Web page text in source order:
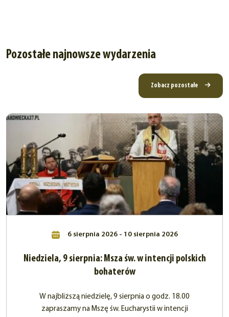
Pozostałe najnowsze wydarzenia
Zobacz pozostałe
6 sierpnia 2026 - 10 sierpnia 2026
Niedziela, 9 sierpnia: Msza św. w intencji polskich
bohaterów
W najbliższą niedzielę, 9 sierpnia o godz. 18.00
zapraszamy na Mszę św. Eucharystii w intencji